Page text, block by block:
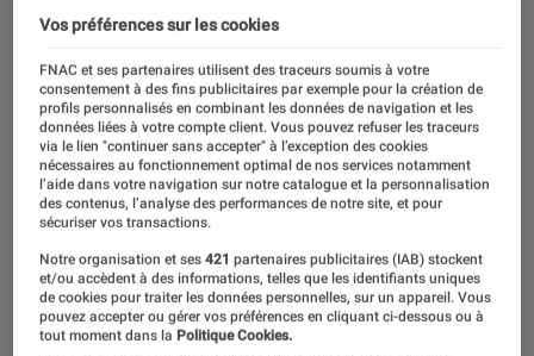
Vos préférences sur les cookies
FNAC et ses partenaires utilisent des traceurs soumis à votre
consentement à des fins publicitaires par exemple pour la création de
profils personnalisés en combinant les données de navigation et les
données liées à votre compte client. Vous pouvez refuser les traceurs
via le lien "continuer sans accepter" à l’exception des cookies
nécessaires au fonctionnement optimal de nos services notamment
l’aide dans votre navigation sur notre catalogue et la personnalisation
des contenus, l’analyse des performances de notre site, et pour
sécuriser vos transactions.
Notre organisation et ses421 partenaires publicitaires (IAB) stockent
et/ou accèdent à des informations, telles que les identifiants uniques
de cookies pour traiter les données personnelles, sur un appareil. Vous
pouvez accepter ou gérer vos préférences en cliquant ci-dessous ou à
tout moment dans la Politique Cookies.